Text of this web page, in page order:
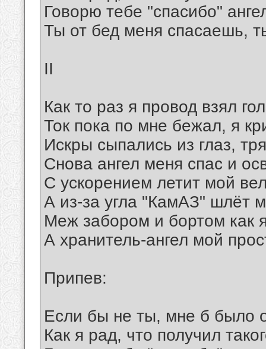
Говорю тебе "спасибо"
Ты от бед меня спасаешь,
II
Как то раз я провод взял
Ток пока по мне бежал, я
Искры сыпались из глаз,
Снова ангел меня спас и
С ускорением летит мой
А из-за угла "КамАЗ" шлёт
Меж забором и бортом как
А хранитель-ангел мой
Припев:
Если бы не ты, мне б было
Как я рад, что получил